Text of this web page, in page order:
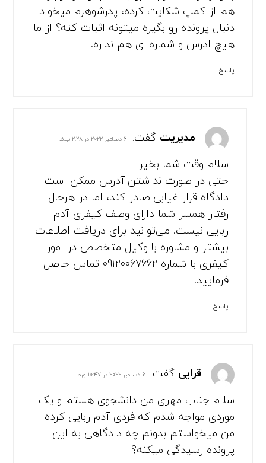
هم از کمپ شکایت کرده، پدرشوهرم میخواد
دنبال پرونده رو بگیره میتونه اثبات کنه؟ از ما
هیچ ادرس و شماره ای هم نداره.
پاسخ
مدیریت گفت: ۶ دسامبر ۲۰۲۲ در ۲:۲۸ ب.ظ
سلام وقت شما بخیر
حتی در صورت نداشتن آدرس ممکن است
دادگاه قرار غیابی صادر کند، اما در هرحال
رفتار همسر شما دارای وصف کیفری آدم
ربایی نیست. می‌توانید برای دریافت اطلاعات
بیشتر و مشاوره با وکیل متخصص در امور
کیفری با شماره 09120067662 تماس حاصل
فرمایید.
پاسخ
قرایی گفت: ۶ دسامبر ۲۰۲۲ در ۱۰:۴۷ ق.ظ
سلام جناب مهری من دانشجوی هستم و یک
موردی مواجه شدم که فردی آدم ربایی کرده
من میخواستم بدونم چه دادگاهی به این
پرونده رسیدگی میکنه؟